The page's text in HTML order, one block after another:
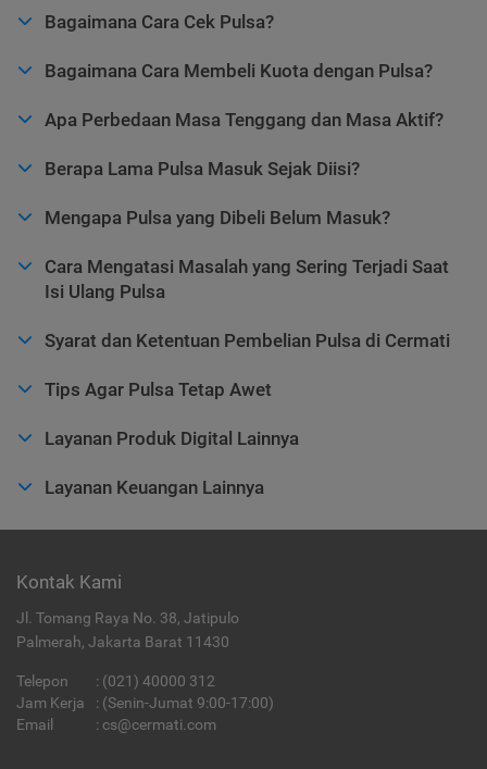
Bagaimana Cara Cek Pulsa?
Bagaimana Cara Membeli Kuota dengan Pulsa?
Apa Perbedaan Masa Tenggang dan Masa Aktif?
Berapa Lama Pulsa Masuk Sejak Diisi?
Mengapa Pulsa yang Dibeli Belum Masuk?
Cara Mengatasi Masalah yang Sering Terjadi Saat
Isi Ulang Pulsa
Syarat dan Ketentuan Pembelian Pulsa di Cermati
Tips Agar Pulsa Tetap Awet
Layanan Produk Digital Lainnya
Layanan Keuangan Lainnya
Kontak Kami
Jl. Tomang Raya No. 38, Jatipulo
Palmerah, Jakarta Barat 11430
Telepon : (021) 40000 312
Jam Kerja
: (Senin-Jumat 9:00-17:00)
Email
: cs@cermati.com